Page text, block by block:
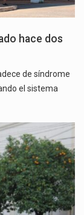
hace dos
de síndrome
el sistema